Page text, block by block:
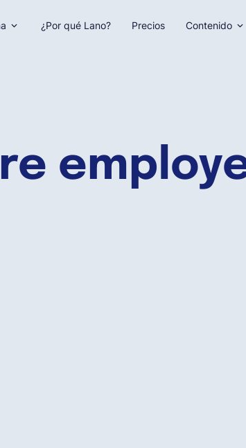
¿Por qué Lano? Precios Contenido